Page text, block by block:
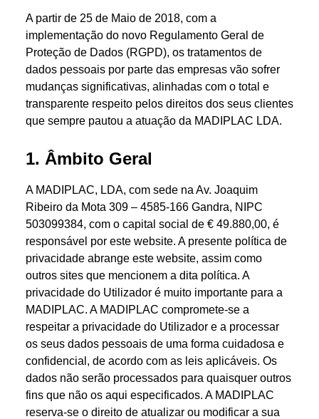
INFORMAÇÕES E ORÇAMENTOS
PESQUISAR
A partir de 25 de Maio de 2018, com a
implementação do novo Regulamento Geral de
Proteção de Dados (RGPD), os tratamentos de
dados pessoais por parte das empresas vão sofrer
mudanças significativas, alinhadas com o total e
transparente respeito pelos direitos dos seus clientes
que sempre pautou a atuação da MADIPLAC LDA.
1. Âmbito Geral
A MADIPLAC, LDA, com sede na Av. Joaquim
Ribeiro da Mota 309 – 4585-166 Gandra, NIPC
503099384, com o capital social de € 49.880,00, é
responsável por este website. A presente política de
privacidade abrange este website, assim como
outros sites que mencionem a dita política. A
privacidade do Utilizador é muito importante para a
MADIPLAC. A MADIPLAC compromete-se a
respeitar a privacidade do Utilizador e a processar
os seus dados pessoais de uma forma cuidadosa e
confidencial, de acordo com as leis aplicáveis. Os
dados não serão processados para quaisquer outros
fins que não os aqui especificados. A MADIPLAC
reserva-se o direito de atualizar ou modificar a sua